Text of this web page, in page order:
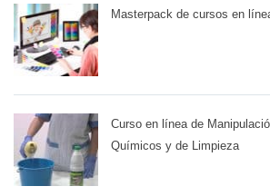
Masterpack de cursos en
Curso en línea de
Químicos y de Limpieza